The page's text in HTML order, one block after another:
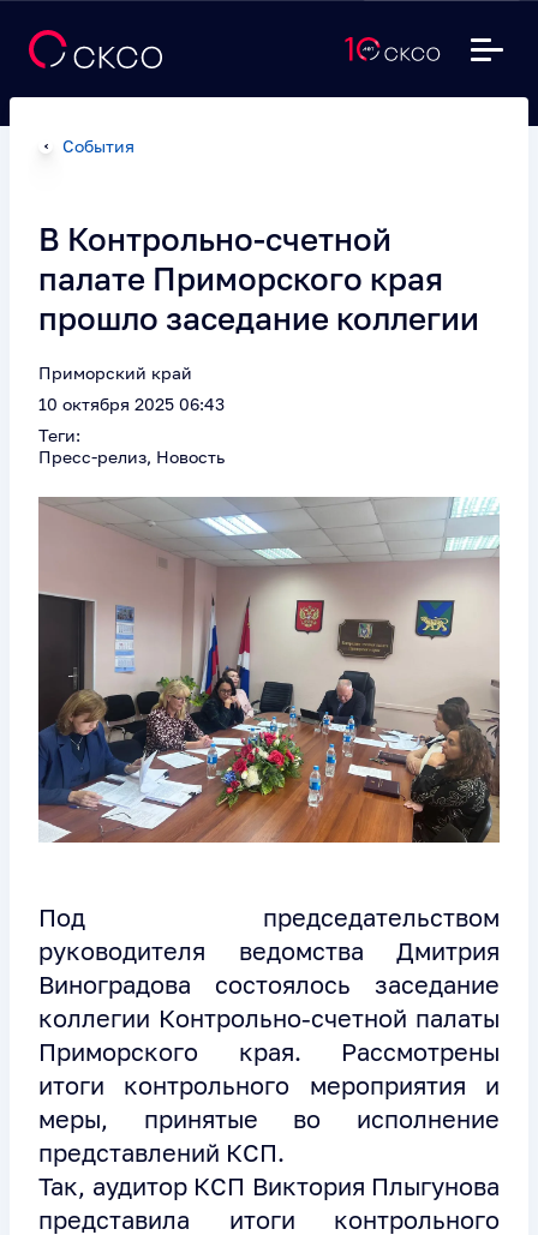
События
В Контрольно-счетной
палате Приморского края
прошло заседание коллегии
Приморский край
10 октября 2025 06:43
Теги:
Пресс-релиз, Новость
Под председательством
руководителя ведомства Дмитрия
Виноградова состоялось заседание
коллегии Контрольно-счетной палаты
Приморского края. Рассмотрены
итоги контрольного мероприятия и
меры, принятые во исполнение
представлений КСП.
Так, аудитор КСП Виктория Плыгунова
представила итоги контрольного